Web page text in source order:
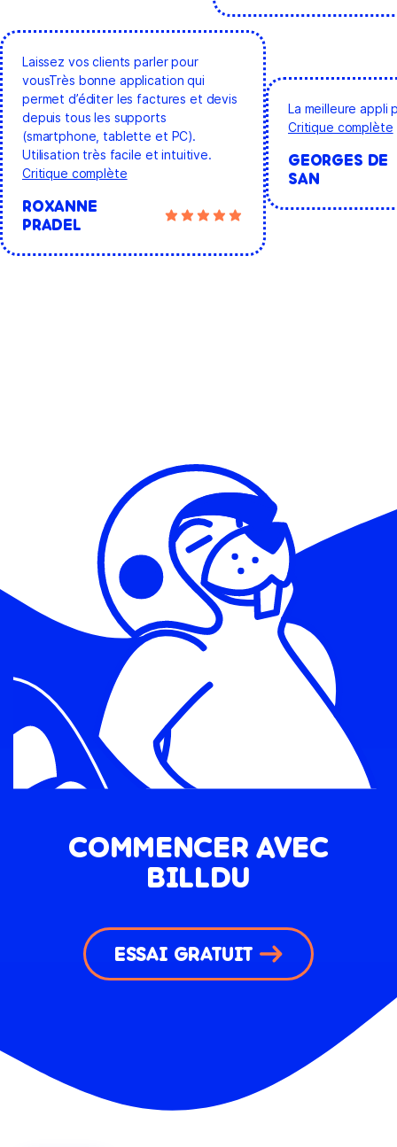
Laissez vos clients parler pour
vousTrès bonne application qui
permet d’éditer les factures et devis
depuis tous les supports
(smartphone, tablette et PC).
Utilisation très facile et intuitive.
Critique complète
ROXANNE
PRADEL
La meilleure appli
Critique complète
GEORGES DE
SAN
COMMENCER AVEC
BILLDU
ESSAI GRATUIT